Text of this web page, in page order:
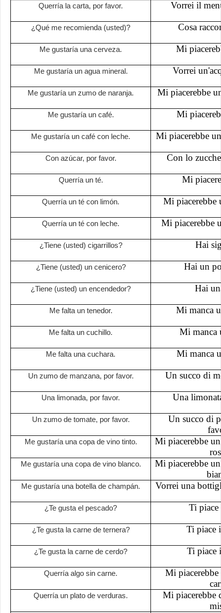
Vorrei il
Querría la carta, por favor.
Cosa
¿Qué me recomienda (usted)?
Mi
Me gustaría una cerveza.
Vorrei
Me gustaría un agua mineral.
Mi piacerebbe
Me gustaría un zumo de naranja.
Mi
Me gustaría un café.
Mi piacerebbe
Me gustaría un café con leche.
Con lo
Con azúcar, por favor.
Mi
Querría un té.
Mi piacerebbe
Querría un té con limón.
Mi piacerebbe
Querría un té con leche.
Hai
¿Tiene (usted) cigarrillos?
Hai un
¿Tiene (usted) un cenicero?
Hai
¿Tiene (usted) un encendedor?
Mi manca
Me falta un tenedor.
Mi manca
Me falta un cuchillo.
Mi manca
Me falta una cuchara.
Un succo di
Un zumo de manzana, por favor.
Una
Una limonada, por favor.
Un succo di
Un zumo de tomate, por favor.
Mi piacerebbe
Me gustaría una copa de vino tinto.
Mi piacerebbe
Me gustaría una copa de vino blanco.
Vorrei una
Me gustaría una botella de champán.
Ti piace
¿Te gusta el pescado?
Ti piace
¿Te gusta la carne de ternera?
Ti piace
¿Te gusta la carne de cerdo?
Mi piacerebbe
Querría algo sin carne.
Mi piacerebbe
Querría un plato de verduras.